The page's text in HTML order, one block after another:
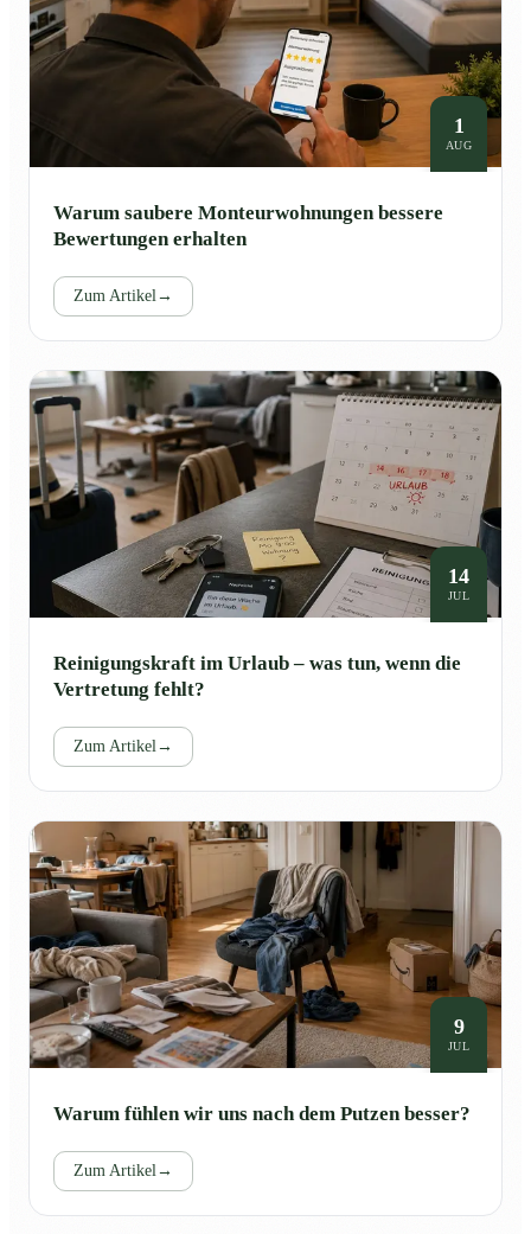
1
AUG
Warum saubere Monteurwohnungen bessere
Bewertungen erhalten
Zum Artikel →
14
JUL
Reinigungskraft im Urlaub – was tun, wenn die
Vertretung fehlt?
Zum Artikel →
9
JUL
Warum fühlen wir uns nach dem Putzen besser?
Zum Artikel →